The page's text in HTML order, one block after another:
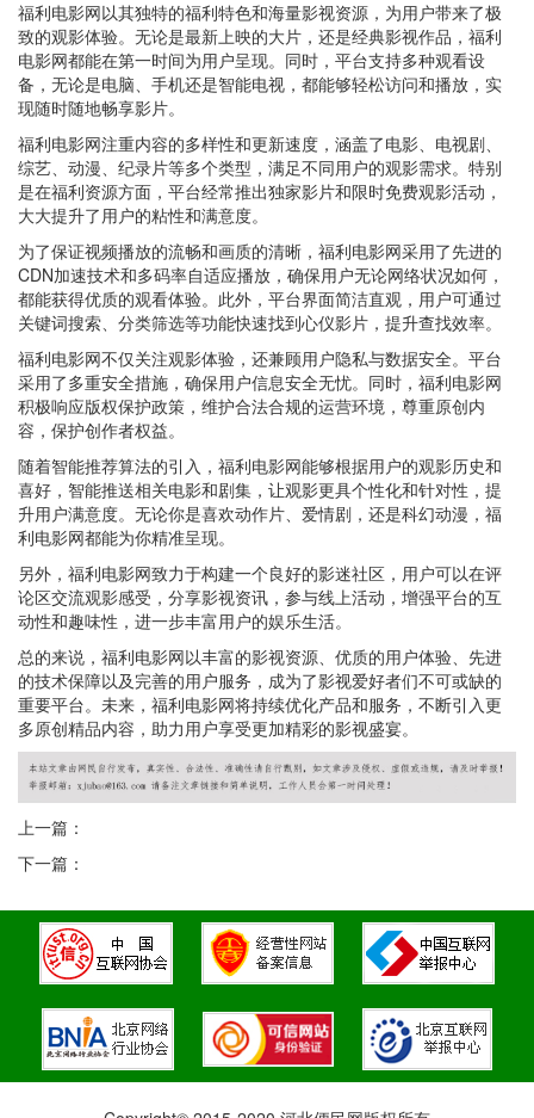
福利电影网以其独特的福利特色和海量影视资源，为用户带来了极
致的观影体验。无论是最新上映的大片，还是经典影视作品，福利
电影网都能在第一时间为用户呈现。同时，平台支持多种观看设
备，无论是电脑、手机还是智能电视，都能够轻松访问和播放，实
现随时随地畅享影片。
福利电影网注重内容的多样性和更新速度，涵盖了电影、电视剧、
综艺、动漫、纪录片等多个类型，满足不同用户的观影需求。特别
是在福利资源方面，平台经常推出独家影片和限时免费观影活动，
大大提升了用户的粘性和满意度。
为了保证视频播放的流畅和画质的清晰，福利电影网采用了先进的
CDN加速技术和多码率自适应播放，确保用户无论网络状况如何，
都能获得优质的观看体验。此外，平台界面简洁直观，用户可通过
关键词搜索、分类筛选等功能快速找到心仪影片，提升查找效率。
福利电影网不仅关注观影体验，还兼顾用户隐私与数据安全。平台
采用了多重安全措施，确保用户信息安全无忧。同时，福利电影网
积极响应版权保护政策，维护合法合规的运营环境，尊重原创内
容，保护创作者权益。
随着智能推荐算法的引入，福利电影网能够根据用户的观影历史和
喜好，智能推送相关电影和剧集，让观影更具个性化和针对性，提
升用户满意度。无论你是喜欢动作片、爱情剧，还是科幻动漫，福
利电影网都能为你精准呈现。
另外，福利电影网致力于构建一个良好的影迷社区，用户可以在评
论区交流观影感受，分享影视资讯，参与线上活动，增强平台的互
动性和趣味性，进一步丰富用户的娱乐生活。
总的来说，福利电影网以丰富的影视资源、优质的用户体验、先进
的技术保障以及完善的用户服务，成为了影视爱好者们不可或缺的
重要平台。未来，福利电影网将持续优化产品和服务，不断引入更
多原创精品内容，助力用户享受更加精彩的影视盛宴。
上一篇：
下一篇：